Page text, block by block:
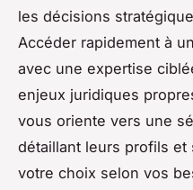
les décisions
Accéder rapidement à
avec une expertise
enjeux juridiques
vous oriente vers une
détaillant leurs profils et
votre choix selon vos